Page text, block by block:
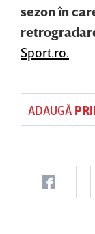
sezon în
Sport.ro.
ADAUGĂ